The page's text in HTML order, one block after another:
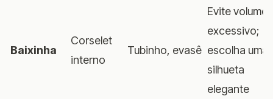
Baixinha
Corselet
interno
Tubinho, evasê
Evite volume
excessivo;
escolha uma
silhueta
elegante